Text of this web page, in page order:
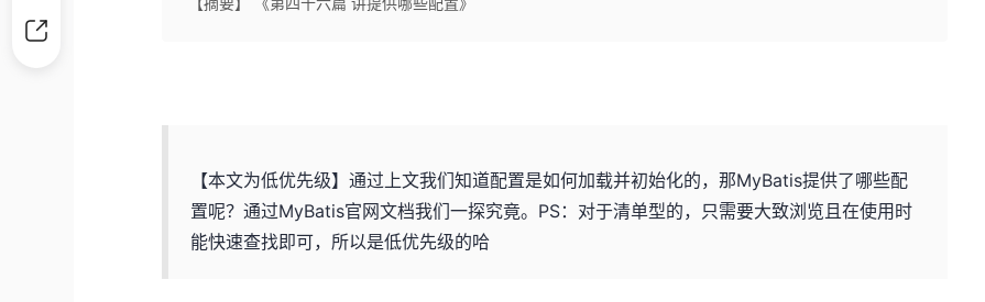
【本文为低优先级】通过上文我们知道配置是如何加载并初始化的，那MyBatis提供了哪些配
置呢？通过MyBatis官网文档我们一探究竟。PS：对于清单型的，只需要大致浏览且在使用时
能快速查找即可，所以是低优先级的哈